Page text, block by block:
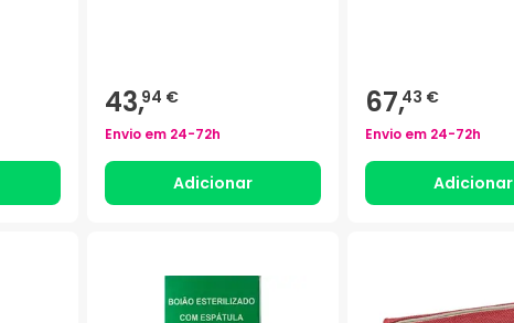
43,94 €
Envio em 24-72h
Adicionar
67,43 €
Envio em 24-72h
Adicionar